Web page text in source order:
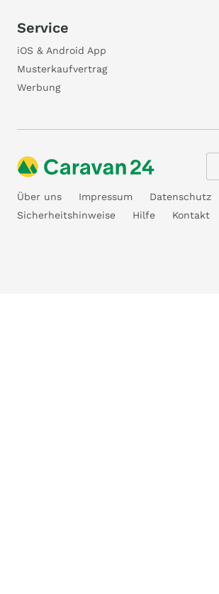
Service
iOS & Android App
Musterkaufvertrag
Werbung
Über uns Impressum Datenschutz
Sicherheitshinweise
Hilfe Kontakt